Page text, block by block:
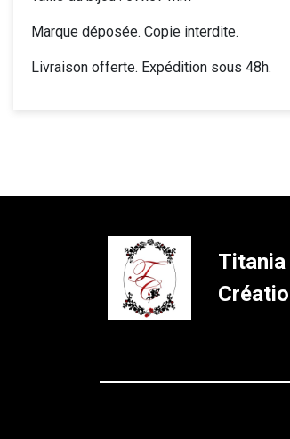
Marque déposée. Copie interdite.
Livraison offerte. Expédition sous 48h.
Titania